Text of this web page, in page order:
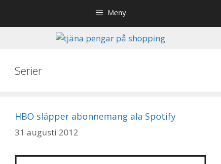
Meny
Serier
HBO släpper abonnemang ala Spotify
31 augusti 2012